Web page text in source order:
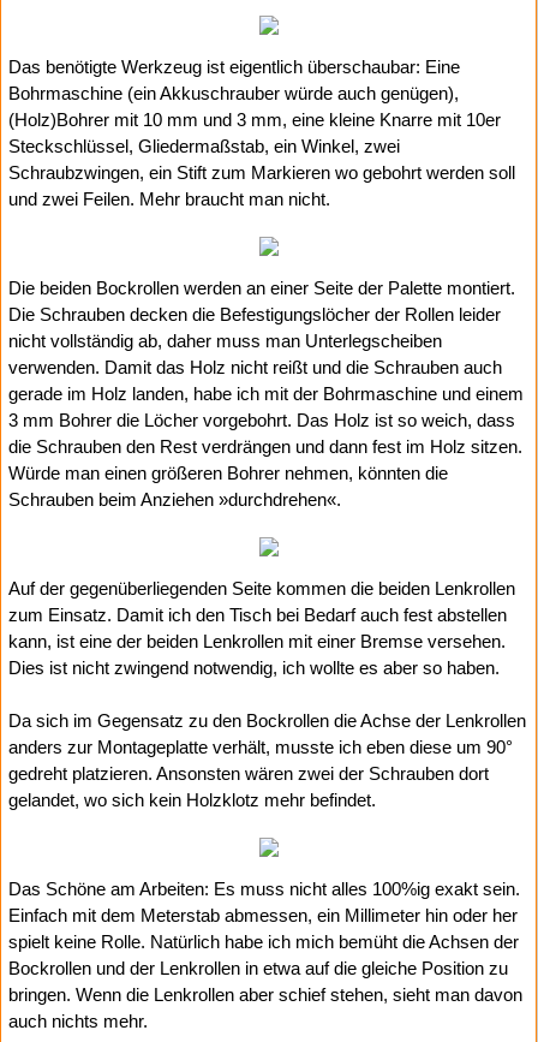
Das benötigte Werkzeug ist eigentlich überschaubar: Eine
Bohrmaschine (ein Akkuschrauber würde auch genügen),
(Holz)Bohrer mit 10 mm und 3 mm, eine kleine Knarre mit 10er
Steckschlüssel, Gliedermaßstab, ein Winkel, zwei
Schraubzwingen, ein Stift zum Markieren wo gebohrt werden soll
und zwei Feilen. Mehr braucht man nicht.
Die beiden Bockrollen werden an einer Seite der Palette montiert.
Die Schrauben decken die Befestigungslöcher der Rollen leider
nicht vollständig ab, daher muss man Unterlegscheiben
verwenden. Damit das Holz nicht reißt und die Schrauben auch
gerade im Holz landen, habe ich mit der Bohrmaschine und einem
3 mm Bohrer die Löcher vorgebohrt. Das Holz ist so weich, dass
die Schrauben den Rest verdrängen und dann fest im Holz sitzen.
Würde man einen größeren Bohrer nehmen, könnten die
Schrauben beim Anziehen »durchdrehen«.
Auf der gegenüberliegenden Seite kommen die beiden Lenkrollen
zum Einsatz. Damit ich den Tisch bei Bedarf auch fest abstellen
kann, ist eine der beiden Lenkrollen mit einer Bremse versehen.
Dies ist nicht zwingend notwendig, ich wollte es aber so haben.
Da sich im Gegensatz zu den Bockrollen die Achse der Lenkrollen
anders zur Montageplatte verhält, musste ich eben diese um 90°
gedreht platzieren. Ansonsten wären zwei der Schrauben dort
gelandet, wo sich kein Holzklotz mehr befindet.
Das Schöne am Arbeiten: Es muss nicht alles 100%ig exakt sein.
Einfach mit dem Meterstab abmessen, ein Millimeter hin oder her
spielt keine Rolle. Natürlich habe ich mich bemüht die Achsen der
Bockrollen und der Lenkrollen in etwa auf die gleiche Position zu
bringen. Wenn die Lenkrollen aber schief stehen, sieht man davon
auch nichts mehr.